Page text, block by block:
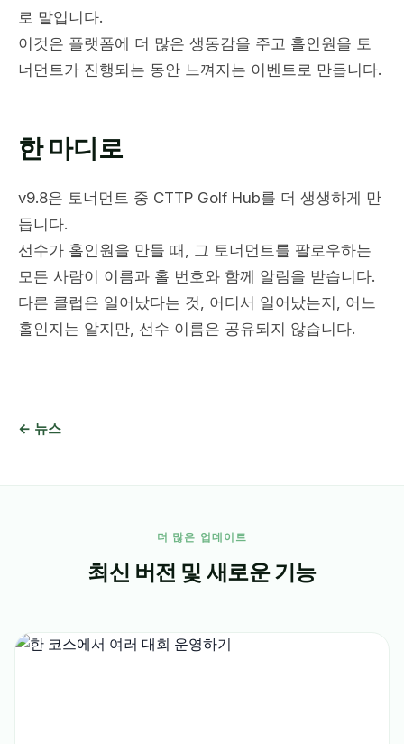
로 말입니다.
이것은 플랫폼에 더 많은 생동감을 주고 홀인원을 토
너먼트가 진행되는 동안 느껴지는 이벤트로 만듭니다.
한 마디로
v9.8은 토너먼트 중 CTTP Golf Hub를 더 생생하게 만
듭니다.
선수가 홀인원을 만들 때, 그 토너먼트를 팔로우하는
모든 사람이 이름과 홀 번호와 함께 알림을 받습니다.
다른 클럽은 일어났다는 것, 어디서 일어났는지, 어느
홀인지는 알지만, 선수 이름은 공유되지 않습니다.
← 뉴스
더 많은 업데이트
최신 버전 및 새로운 기능